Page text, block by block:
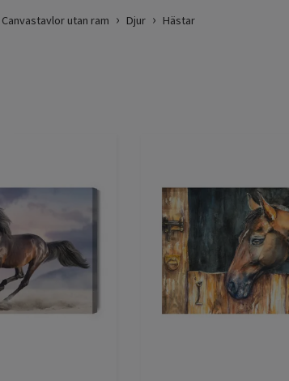
Canvastavlor utan ram Djur Hästar